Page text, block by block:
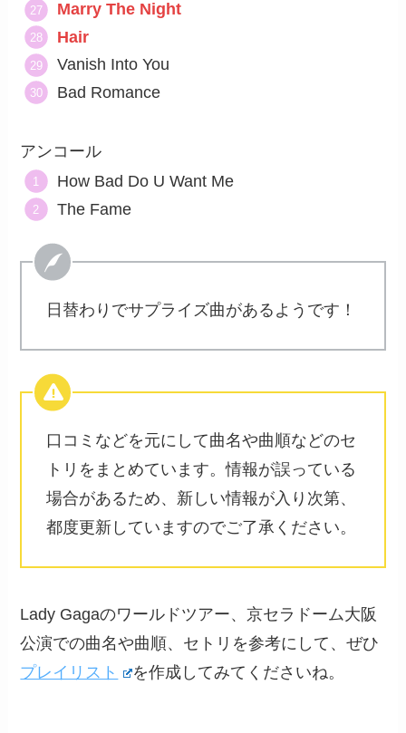
Marry The Night
Hair
Vanish Into You
Bad Romance
アンコール
How Bad Do U Want Me
The Fame
日替わりでサプライズ曲があるようです！
口コミなどを元にして曲名や曲順などのセ
トリをまとめています。情報が誤っている
場合があるため、新しい情報が入り次第、
都度更新していますのでご了承ください。
Lady Gagaのワールドツアー、京セラドーム大阪
公演での曲名や曲順、セトリを参考にして、ぜひ
プレイリスト
を作成してみてくださいね。